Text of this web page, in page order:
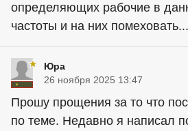
определяющих рабочие в
частоты и на них помеховать...
Юра
26 ноября 2025 13:47
Прошу прощения за то что
по теме. Недавно я написал